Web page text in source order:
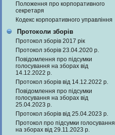
Положення про корпоративного
секретаря
Кодекс корпоративного управління
Протоколи зборів
Протокол зборів 2017 рік
Протокол зборів 23.04.2020 р.
Повідомлення про підсумки
голосування на зборах від
14.12.2022 р.
Протокол зборів від 14.12.2022 р.
Повідомлення про підсумки
голосування на зборах від
25.04.2023 р.
Протокол зборів від 25.04.2023 р.
Протокол про підсумки голосування
на зборах від 29.11.2023 р.